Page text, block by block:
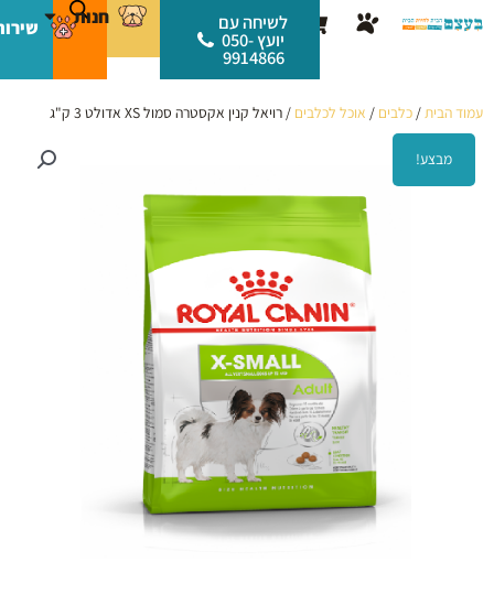
לתוכן
עגלת
קניות
לשיחה עם
יועץ 050-
9914866
חנות
עמוד הבית/ כלבים / אוכל לכלבים / רויאל קנין אקסטרה סמול XS אדולט 3 ק"ג
מבצע!